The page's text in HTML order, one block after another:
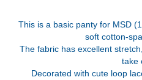
This is a basic panty for MSD
soft cotton-
The fabric has excellent
take
Decorated with cute loop